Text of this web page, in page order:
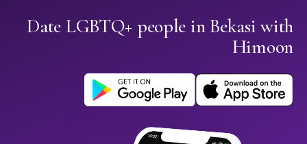
Date LGBTQ+ people in Bekasi with
Himoon